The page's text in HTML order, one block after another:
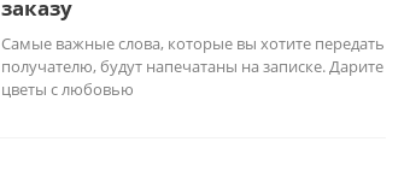
заказу
Самые важные слова, которые вы хотите передать
получателю, будут напечатаны на записке. Дарите
цветы с любовью